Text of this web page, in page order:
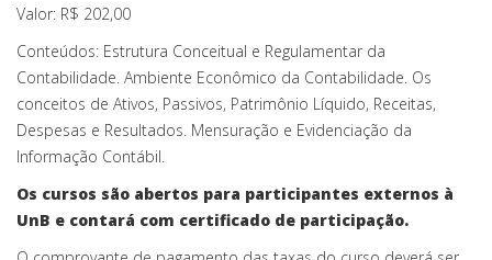
Valor: R$ 202,00
Conteúdos: Estrutura Conceitual e Regulamentar da
Contabilidade. Ambiente Econômico da Contabilidade. Os
conceitos de Ativos, Passivos, Patrimônio Líquido, Receitas,
Despesas e Resultados. Mensuração e Evidenciação da
Informação Contábil.
Os cursos são abertos para participantes externos à
UnB e contará com certificado de participação.